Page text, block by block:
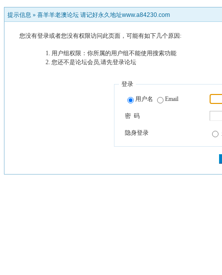
提示信息 » 喜羊羊老澳论坛 请记好永久地址www.a84230.com
您没有登录或者您没有权限访问此页面，可能有如下几个原因:
用户组权限：你所属的用户组不能使用搜索功能
您还不是论坛会员,请先登录论坛
登录
用户名 Email
密 码
隐身登录